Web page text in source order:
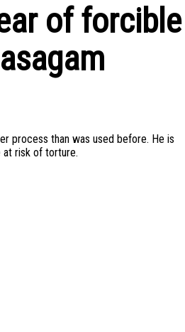
of forcible
process than was used before. He is
at risk of torture.